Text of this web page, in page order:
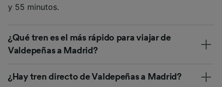
y 55 minutos.
¿Qué tren es el más rápido para viajar de
Valdepeñas a Madrid?
¿Hay tren directo de Valdepeñas a Madrid?